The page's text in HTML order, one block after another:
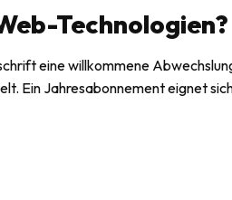
Technologien?
eine willkommene
Ein Jahresabonnement eignet